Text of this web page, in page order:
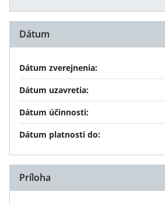
Dátum
Dátum zverejnenia:
Dátum uzavretia:
Dátum účinnosti:
Dátum platnosti do:
Príloha